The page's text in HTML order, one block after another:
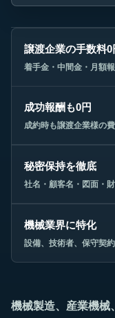
譲渡企業の手数料0
着手金・中間金・月額
成功報酬も0円
成約時も譲渡企業様の
秘密保持を徹底
社名・顧客名・図面・
機械業界に特化
設備、技術者、保守契
機械製造、産業機械